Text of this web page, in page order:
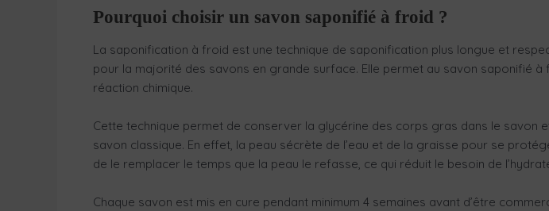
Pourquoi choisir un savon saponifié à froid ?
La saponification à froid est une technique de saponification plus longue et
pour la majorité des savons en grande surface. Elle permet au savon saponifié à
réaction chimique.
Cette technique permet de conserver la glycérine des corps gras dans le savon
savon classique. En effet, la peau sécrète de l’eau et de la graisse pour se
de le remplacer le temps que la peau le refasse, ce qui réduit le besoin de
Chaque savon est mis en cure pendant minimum 4 semaines avant d’être